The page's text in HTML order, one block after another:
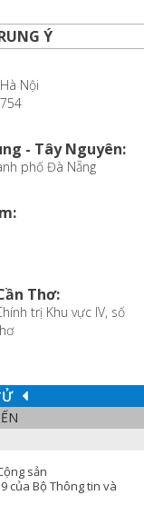
Ý
Nội
- Tây Nguyên:
phố Đà Nẵng
Thơ:
trị Khu vực IV, số
sản
của Bộ Thông tin và